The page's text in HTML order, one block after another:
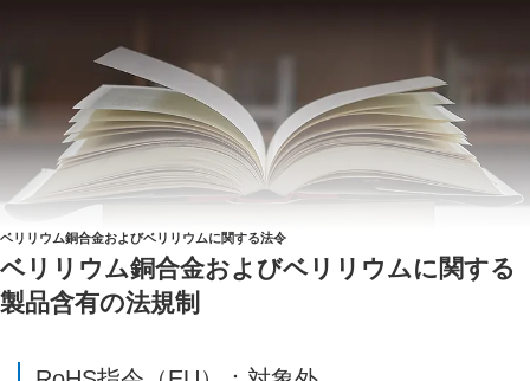
ベリリウム銅合金およびベリリウムに関する法令
ベリリウム銅合金およびベリリウムに関する
製品含有の法規制